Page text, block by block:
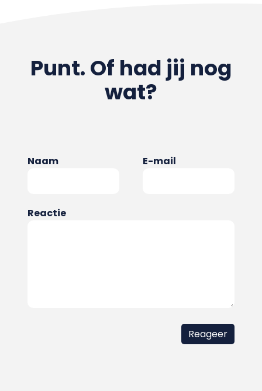
Punt. Of had jij nog
wat?
Naam E-mail
Reactie